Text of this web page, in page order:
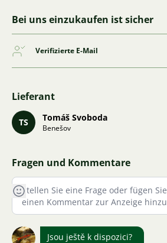
Bei uns einzukaufen ist sicher
Verifizierte E-Mail
Lieferant
TS Tomáš Svoboda
Benešov
Fragen und Kommentare
Jsou ještě k dispozici?